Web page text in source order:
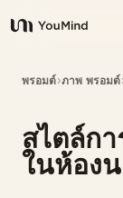
YouMind
ภาพรวม
กรณีการใช้งาน
พรอมต์›ภาพ พรอมต์
สไตล์ก
ในห้อง